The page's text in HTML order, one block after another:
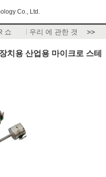
Co., Ltd.
쇼 우리 에 관한 것 >>
치용 산업용 마이크로 스테